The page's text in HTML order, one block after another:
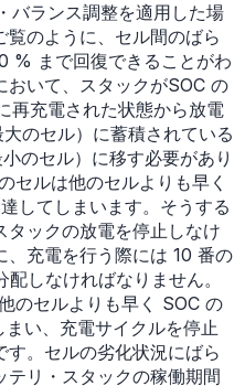
バランス調整を適用した場
のように、セル間のばら
% まで回復できることがわ
いて、スタックがSOC の
再充電された状態から放電
のセル）に蓄積されている
のセル）に移す必要があり
セルは他のセルよりも早く
してしまいます。そうする
タックの放電を停止しなけ
、充電を行う際には 10 番の
しなければなりません。
のセルよりも早く SOC の
い、充電サイクルを停止
す。セルの劣化状況にばら
リ・スタックの稼働期間